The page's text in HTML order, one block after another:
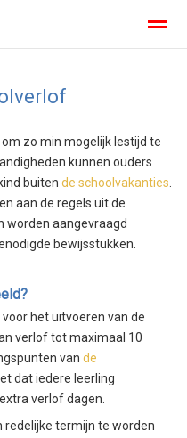
Foto's Facebook
zo min mogelijk lestijd te
kunnen ouders
buiten de schoolvakanties
aan de regels uit de
worden aangevraagd
bewijsstukken.
het uitvoeren van de
verlof tot maximaal 10
van de
dat iedere leerling
verlof dagen.
redelijke termijn te worden